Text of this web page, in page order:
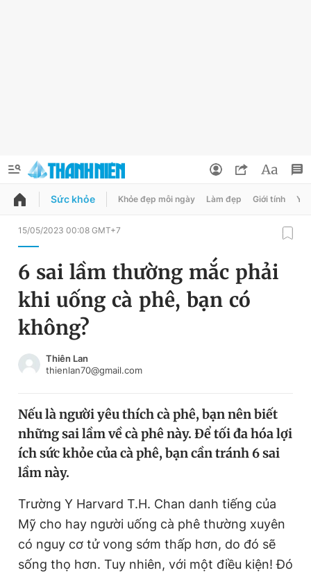
QUẢNG CÁO ĐẶT BÁO
Chuyên mục
Chuyên mục khác
Chào ngày mới
Video Magazine
Sản phẩm khác
Tiện ích Bạn cần biết
Thông tin tòa soạn Liên hệ quảng cáo
Đổi mật khẩu
Tin đã lưu
Tin đã xem
Sức khỏe Khỏe đẹp mỗi ngày Làm đẹp Giới tính Y
15/05/2023 00:08 GMT+7
6 sai lầm thường mắc phải
khi uống cà phê, bạn có
không?
Thiên Lan
thienlan70@gmail.com
Nếu là người yêu thích cà phê, bạn nên biết
những sai lầm về cà phê này. Để tối đa hóa lợi
ích sức khỏe của cà phê, bạn cần tránh 6 sai
lầm này.
Trường Y Harvard T.H. Chan danh tiếng của
Mỹ cho hay người uống cà phê thường xuyên
có nguy cơ tử vong sớm thấp hơn, do đó sẽ
sống thọ hơn. Tuy nhiên, với một điều kiện! Đó